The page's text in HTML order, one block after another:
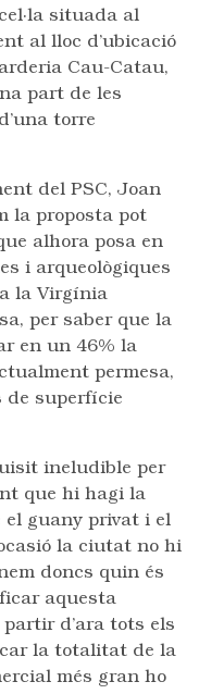
situada al
al lloc d’ubicació
Cau-Catau,
part de les
torre
del PSC, Joan
la proposta pot
alhora posa en
i arqueològiques
la Virgínia
per saber que la
en un 46% la
permesa,
de superfície
ineludible per
que hi hagi la
el guany privat i el
la ciutat no hi
doncs quin és
aquesta
d’ara tots els
la totalitat de la
més gran ho